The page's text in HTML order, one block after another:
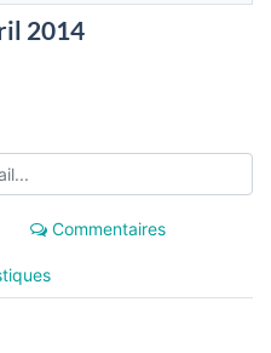
2014
Commentaires